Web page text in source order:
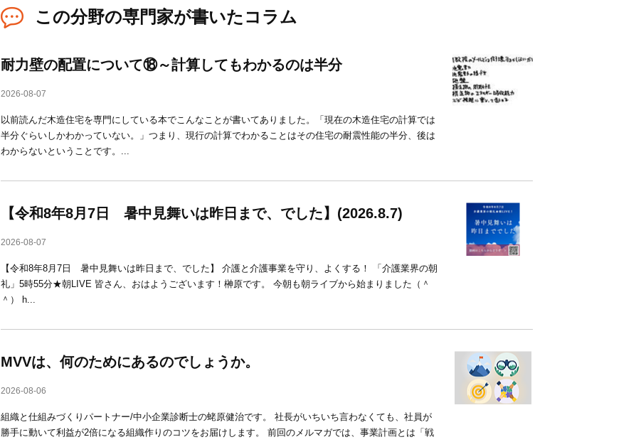
この分野の専門家が書いたコラム
耐力壁の配置について⑱～計算してもわかるのは半分
2026-08-07
以前読んだ木造住宅を専門にしている本でこんなことが書いてありました。「現在の木造住宅の計算では
半分ぐらいしかわかっていない。」つまり、現行の計算でわかることはその住宅の耐震性能の半分、後は
わからないということです。...
【令和8年8月7日 暑中見舞いは昨日まで、でした】(2026.8.7)
2026-08-07
【令和8年8月7日 暑中見舞いは昨日まで、でした】 介護と介護事業を守り、よくする！ 「介護業界の朝
礼」5時55分★朝LIVE 皆さん、おはようございます！榊原です。 今朝も朝ライブから始まりました（＾
＾） h...
MVVは、何のためにあるのでしょうか。
2026-08-06
組織と仕組みづくりパートナー/中小企業診断士の蛯原健治です。 社長がいちいち言わなくても、社員が
勝手に動いて利益が2倍になる組織作りのコツをお届けします。 前回のメルマガでは、事業計画とは「戦